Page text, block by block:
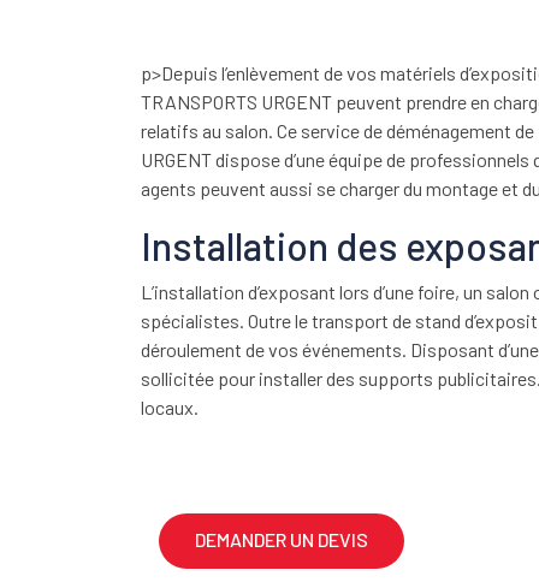
p>Depuis l’enlèvement de vos matériels
TRANSPORTS URGENT peuvent prendre en
relatifs au salon. Ce service de déménagement
URGENT dispose d’une équipe de
agents peuvent aussi se charger du montage et
Installation des
L’installation d’exposant lors d’une foire, un
spécialistes. Outre le transport de stand
déroulement de vos événements. Disposant
sollicitée pour installer des supports
locaux.
DEMANDER UN DEVIS